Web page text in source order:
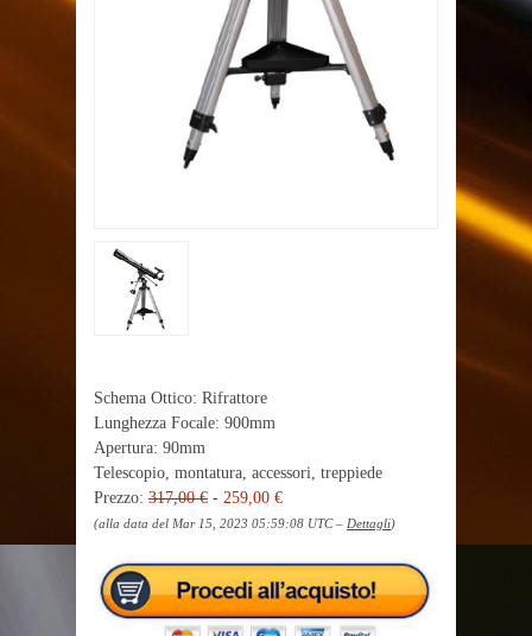
Schema Ottico: Rifrattore
Lunghezza Focale: 900mm
Apertura: 90mm
Telescopio, montatura, accessori, treppiede
Prezzo: 317,00 € - 259,00 €
(alla data del Mar 15, 2023 05:59:08 UTC – Dettagli)